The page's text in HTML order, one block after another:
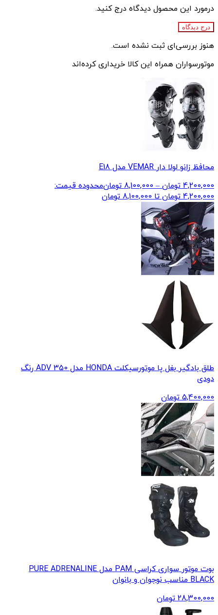
درمورد این محصول دیدگاه درج کنید.
درج دیدگاه
هنوز بررسی‌ای ثبت نشده است.
موتورسواران همراه این کالا خریداری کرده‌اند
محافظ زانو لولا دار VEMAR مدل E18
4,200,000 تومان –
8,100,000 تومانمحدوده قیمت:
4,200,000 تومان تا 8,100,000 تومان
طلق بادگیر بغل پا موتورسیکلت HONDA مدل ADV 350 رنگ
دودی
5,400,000 تومان
بوت موتور سواری کراسی PAM مدل PURE ADRENALINE
BLACK مناسب نوجوان و بانوان
28,300,000 تومان